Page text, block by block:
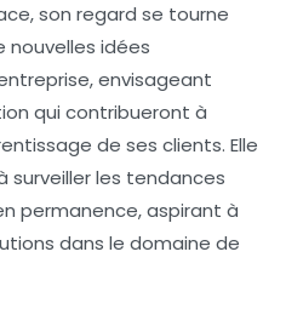
son regard se tourne
nouvelles idées
envisageant
qui contribueront à
de ses clients. Elle
les tendances
permanence, aspirant à
dans le domaine de